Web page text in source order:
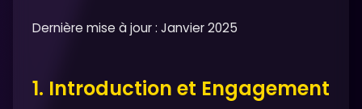
Dernière mise à jour : Janvier 2025
1. Introduction et Engagement